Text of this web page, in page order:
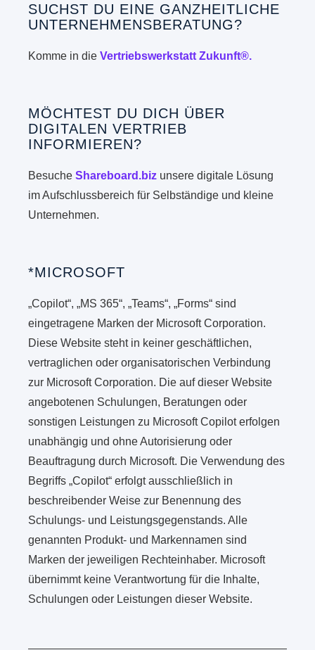
SUCHST DU EINE GANZHEITLICHE
UNTERNEHMENSBERATUNG?
Komme in dieVertriebswerkstatt Zukunft®.
MÖCHTEST DU DICH ÜBER
DIGITALEN VERTRIEB
INFORMIEREN?
BesucheShareboard.biz unsere digitale Lösung
im Aufschlussbereich für Selbständige und kleine
Unternehmen.
*MICROSOFT
„Copilot“, „MS 365“, „Teams“, „Forms“ sind
eingetragene Marken der Microsoft Corporation.
Diese Website steht in keiner geschäftlichen,
vertraglichen oder organisatorischen Verbindung
zur Microsoft Corporation. Die auf dieser Website
angebotenen Schulungen, Beratungen oder
sonstigen Leistungen zu Microsoft Copilot erfolgen
unabhängig und ohne Autorisierung oder
Beauftragung durch Microsoft. Die Verwendung des
Begriffs „Copilot“ erfolgt ausschließlich in
beschreibender Weise zur Benennung des
Schulungs- und Leistungsgegenstands. Alle
genannten Produkt- und Markennamen sind
Marken der jeweiligen Rechteinhaber. Microsoft
übernimmt keine Verantwortung für die Inhalte,
Schulungen oder Leistungen dieser Website.